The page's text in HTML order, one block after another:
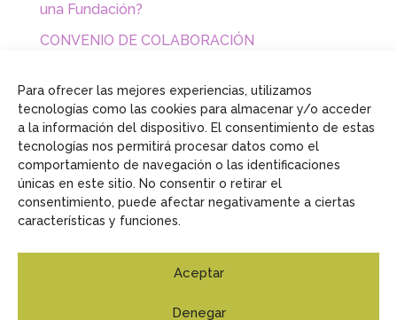
Para ofrecer las mejores experiencias, utilizamos
tecnologías como las cookies para almacenar y/o acceder
a la información del dispositivo. El consentimiento de estas
tecnologías nos permitirá procesar datos como el
comportamiento de navegación o las identificaciones
únicas en este sitio. No consentir o retirar el
consentimiento, puede afectar negativamente a ciertas
características y funciones.
Aceptar
Denegar
una Fundación?
CONVENIO DE COLABORACIÓN
ASOCIACIONES